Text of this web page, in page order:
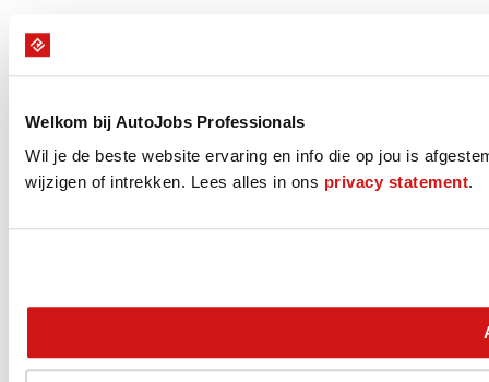
Welkom bij AutoJobs Professionals
Wil je de beste website ervaring en info die op jou is
wijzigen of intrekken. Lees alles in ons privacy statement.